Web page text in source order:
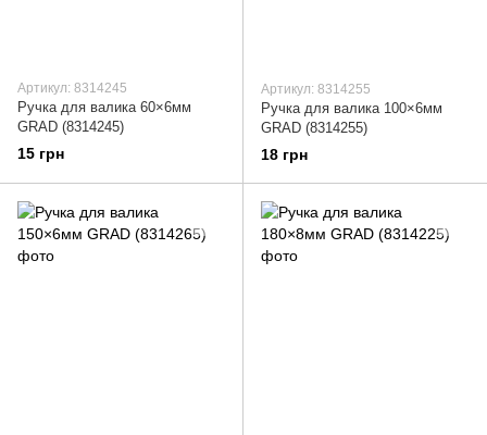
Артикул: 8314245
Ручка для валика 60×6мм
GRAD (8314245)
15 грн
Артикул: 8314255
Ручка для валика 100×6мм
GRAD (8314255)
18 грн